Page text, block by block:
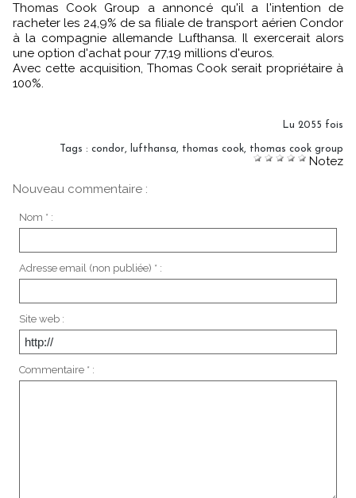
Thomas Cook Group a annoncé qu'il a l'intention de
racheter les 24,9% de sa filiale de transport aérien Condor
à la compagnie allemande Lufthansa. Il exercerait alors
une option d'achat pour 77,19 millions d'euros.
Avec cette acquisition, Thomas Cook serait propriétaire à
100%.
Lu 2055 fois
Tags : condor, lufthansa, thomas cook, thomas cook group
Notez
Nouveau commentaire :
Nom * :
Adresse email (non publiée) * :
Site web :
Commentaire * :